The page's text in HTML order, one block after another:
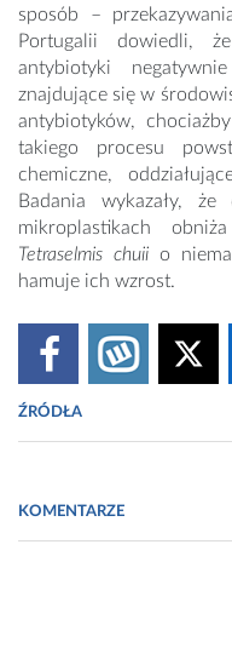
sposób –
Portugalii dowiedli,
antybiotyki
znajdujące się w
antybiotyków,
takiego procesu
chemiczne,
Badania wykazały, że
mikroplastikach
Tetraselmis chuii o
hamuje ich wzrost.
ŹRÓDŁA
Microplastic pollution in
KOMENTARZE